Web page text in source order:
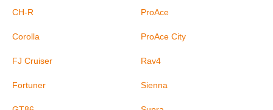
CH-R
Corolla
FJ Cruiser
Fortuner
ProAce
ProAce City
Rav4
Sienna